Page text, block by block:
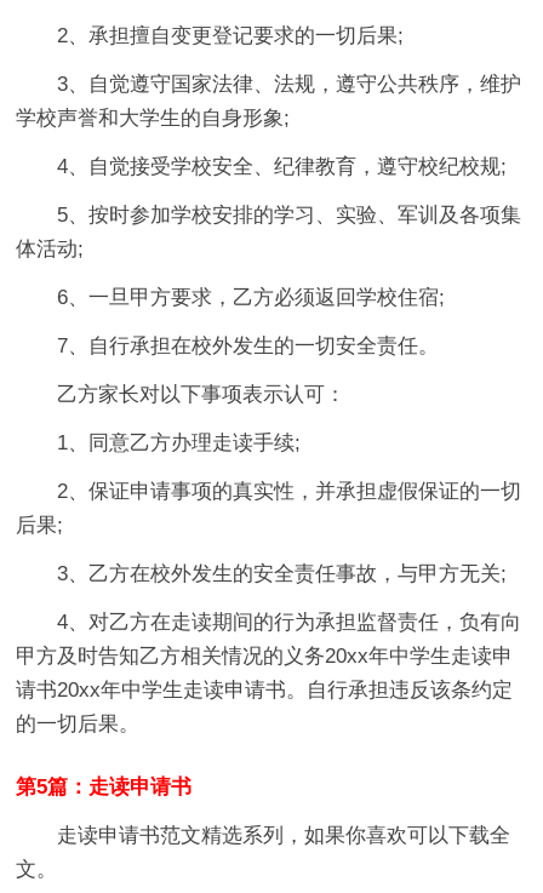
2、承担擅自变更登记要求的一切后果;
3、自觉遵守国家法律、法规，遵守公共秩序，维护
学校声誉和大学生的自身形象;
4、自觉接受学校安全、纪律教育，遵守校纪校规;
5、按时参加学校安排的学习、实验、军训及各项集
体活动;
6、一旦甲方要求，乙方必须返回学校住宿;
7、自行承担在校外发生的一切安全责任。
乙方家长对以下事项表示认可：
1、同意乙方办理走读手续;
2、保证申请事项的真实性，并承担虚假保证的一切
后果;
3、乙方在校外发生的安全责任事故，与甲方无关;
4、对乙方在走读期间的行为承担监督责任，负有向
甲方及时告知乙方相关情况的义务20xx年中学生走读申
请书20xx年中学生走读申请书。自行承担违反该条约定
的一切后果。
第5篇：走读申请书
走读申请书范文精选系列，如果你喜欢可以下载全
文。